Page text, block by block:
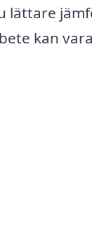
lättare
kan